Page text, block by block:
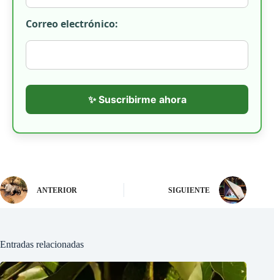
Correo electrónico:
✨ Suscribirme ahora
ANTERIOR SIGUIENTE
Entradas relacionadas